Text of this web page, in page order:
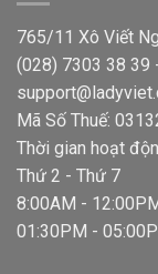
765/11 Xô Viết
(028) 7303 38 39
Mã Số Thuế:
Thời gian hoạt
Thứ 2 - Thứ 7
8:00AM -
01:30PM -